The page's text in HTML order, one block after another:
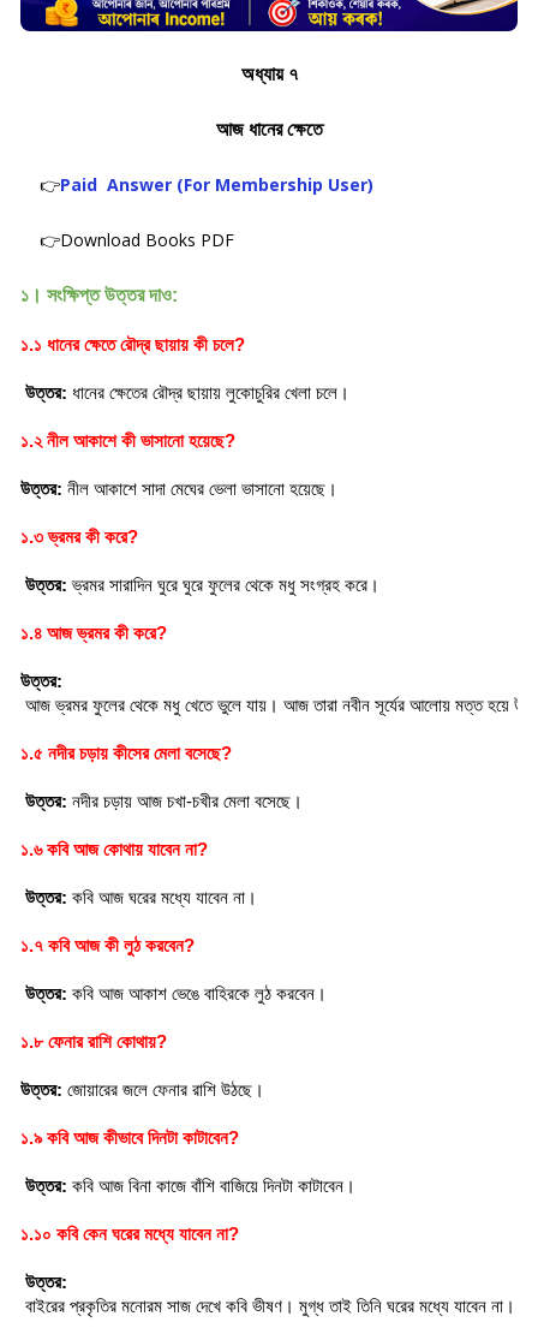
অধ্যায় ৭
আজ ধানের ক্ষেতে
👉Paid Answer (For Membership User)
👉Download Books PDF
১। সংক্ষিপ্ত উত্তর দাও:
১.১ ধানের ক্ষেতে রৌদ্র ছায়ায় কী চলে?
উত্তর: ধানের ক্ষেতের রৌদ্র ছায়ায় লুকোচুরির খেলা চলে।
১.২ নীল আকাশে কী ভাসানো হয়েছে?
উত্তর: নীল আকাশে সাদা মেঘের ভেলা ভাসানো হয়েছে।
১.৩ ভ্রমর কী করে?
উত্তর: ভ্রমর সারাদিন ঘুরে ঘুরে ফুলের থেকে মধু সংগ্রহ করে।
১.৪ আজ ভ্রমর কী করে?
উত্তর:
আজ ভ্রমর ফুলের থেকে মধু খেতে ভুলে যায়। আজ তারা নবীন সূর্যের আলোয় মত্ত হয়ে
১.৫ নদীর চড়ায় কীসের মেলা বসেছে?
উত্তর: নদীর চড়ায় আজ চখা-চখীর মেলা বসেছে।
১.৬ কবি আজ কোথায় যাবেন না?
উত্তর: কবি আজ ঘরের মধ্যে যাবেন না।
১.৭ কবি আজ কী লুঠ করবেন?
উত্তর: কবি আজ আকাশ ভেঙে বাহিরকে লুঠ করবেন।
১.৮ ফেনার রাশি কোথায়?
উত্তর: জোয়ারের জলে ফেনার রাশি উঠছে।
১.৯ কবি আজ কীভাবে দিনটা কাটাবেন?
উত্তর: কবি আজ বিনা কাজে বাঁশি বাজিয়ে দিনটা কাটাবেন।
১.১০ কবি কেন ঘরের মধ্যে যাবেন না?
উত্তর:
বাইরের প্রকৃতির মনোরম সাজ দেখে কবি ভীষণ। মুগ্ধ তাই তিনি ঘরের মধ্যে যাবেন না।